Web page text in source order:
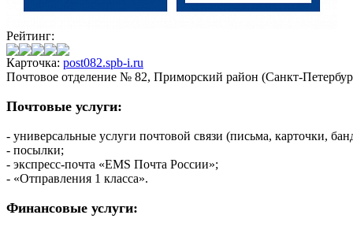
Рейтинг:
Карточка: post082.spb-i.ru
Почтовое отделение № 82, Приморский район (Санкт-
Почтовые услуги:
- универсальные услуги почтовой связи (письма, карточки,
- посылки;
- экспресс-почта «EMS Почта России»;
- «Отправления 1 класса».
Финансовые услуги: